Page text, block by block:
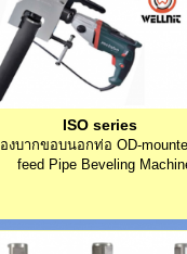
ISO series
องบากขอบนอกท่อ OD-
feed Pipe Beveling